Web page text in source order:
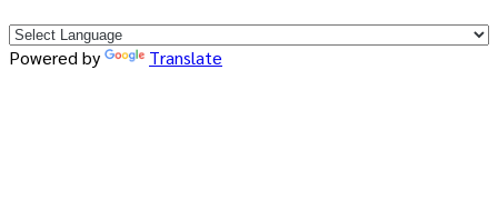
Powered by Translate